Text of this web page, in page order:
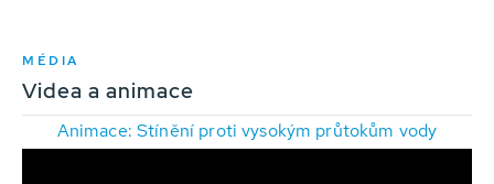
MÉDIA
Videa a animace
Animace: Stínění proti vysokým průtokům vody